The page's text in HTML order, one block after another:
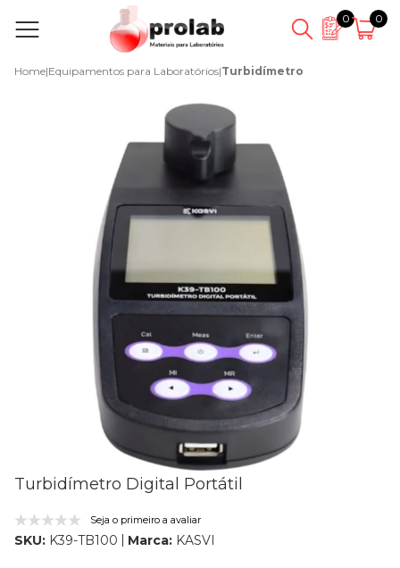
0 0
Home|Equipamentos para Laboratórios|Turbidímetro
Turbidímetro Digital Portátil
Seja o primeiro a avaliar
SKU: K39-TB100 Marca: KASVI